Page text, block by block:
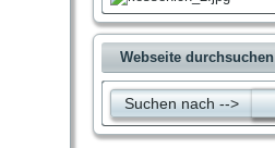
Webseite durchsuchen